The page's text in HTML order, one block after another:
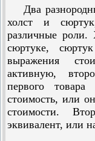
Два
холст и
различные роли.
сюртуке,
выражения
активную,
первого товара
стоимость, или
стоимости.
эквивалент, или